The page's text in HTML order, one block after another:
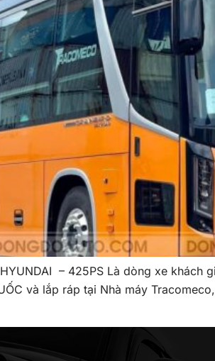
HYUNDAI – 425PS Là dòng xe
và lắp ráp tại Nhà máy